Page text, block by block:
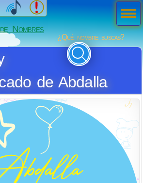
Nombres
¿Qué nombre buscas?
de Abdalla
Men
ú